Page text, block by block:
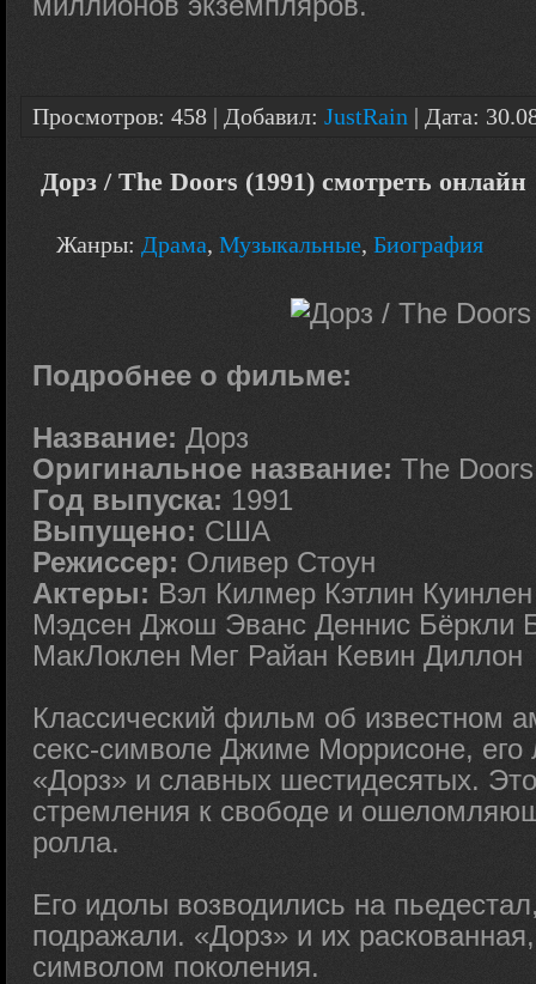
Просмотров: 458 | Добавил: JustRain | Дата:
Дорз / The Doors (1991) смотреть онлайн
Жанры: Драма, Музыкальные, Биография
Подробнее о фильме:
Название: Дорз
Оригинальное название: The Doors
Год выпуска: 1991
Выпущено: США
Режиссер: Оливер Стоун
Актеры: Вэл Килмер Кэтлин
Мэдсен Джош Эванс Деннис Бёркли
МакЛоклен Мег Райан Кевин Диллон
Классический фильм об известном
секс-символе Джиме Моррисоне, его
«Дорз» и славных шестидесятых.
стремления к свободе и
ролла.
Его идолы возводились на
подражали. «Дорз» и их
символом поколения.